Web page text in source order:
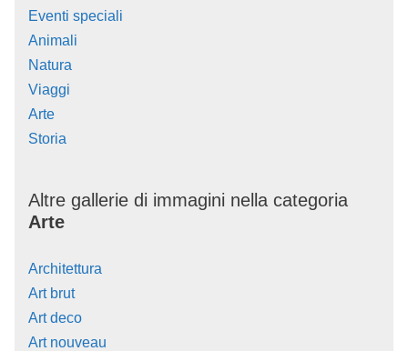
Eventi speciali
Animali
Natura
Viaggi
Arte
Storia
Altre gallerie di immagini nella categoria
Arte
Architettura
Art brut
Art deco
Art nouveau